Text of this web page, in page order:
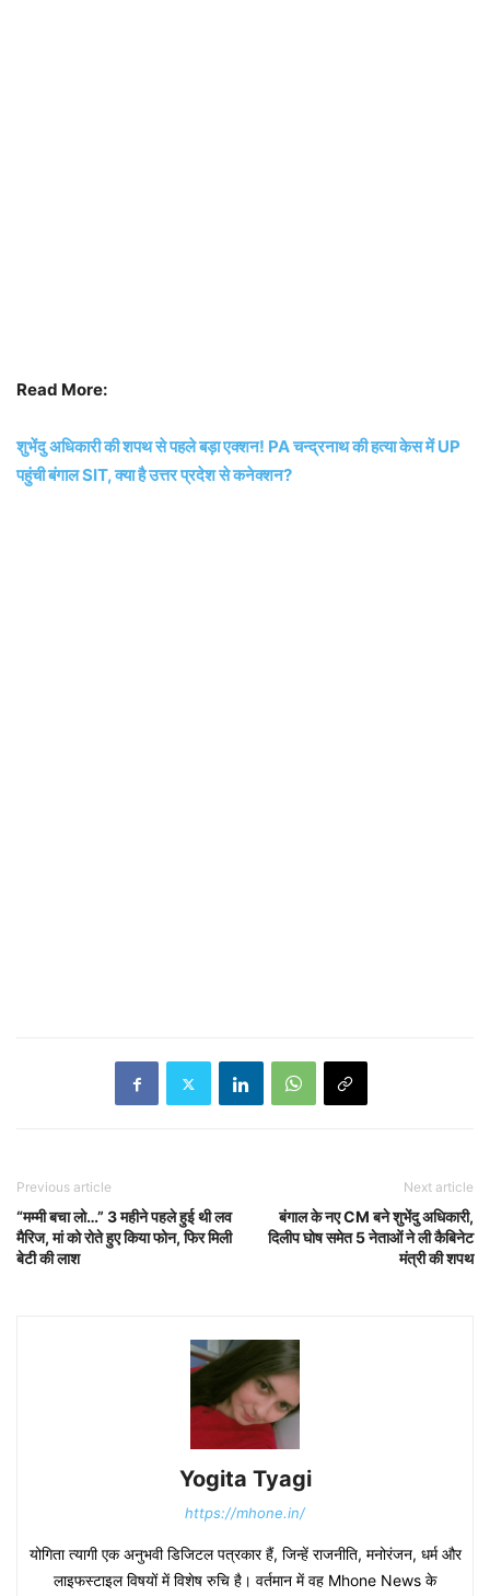
Read More:
शुभेंदु अधिकारी की शपथ से पहले बड़ा एक्शन! PA चन्द्रनाथ की हत्या केस में UP
पहुंची बंगाल SIT, क्या है उत्तर प्रदेश से कनेक्शन?
Previous article
“मम्मी बचा लो…” 3 महीने पहले हुई थी लव
मैरिज, मां को रोते हुए किया फोन, फिर मिली
बेटी की लाश
Next article
बंगाल के नए CM बने शुभेंदु अधिकारी,
दिलीप घोष समेत 5 नेताओं ने ली कैबिनेट
मंत्री की शपथ
Yogita Tyagi
https://mhone.in/
योगिता त्यागी एक अनुभवी डिजिटल पत्रकार हैं, जिन्हें राजनीति, मनोरंजन, धर्म और
लाइफस्टाइल विषयों में विशेष रुचि है। वर्तमान में वह Mhone News के